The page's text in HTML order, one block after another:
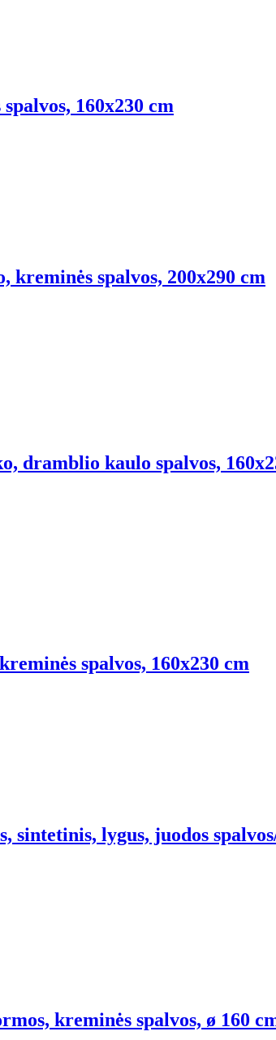
160x230 cm
kreminės spalvos, 200x290 cm
dramblio kaulo spalvos,
spalvos, 160x230 cm
sintetinis, lygus, juodos
kreminės spalvos, ø 160